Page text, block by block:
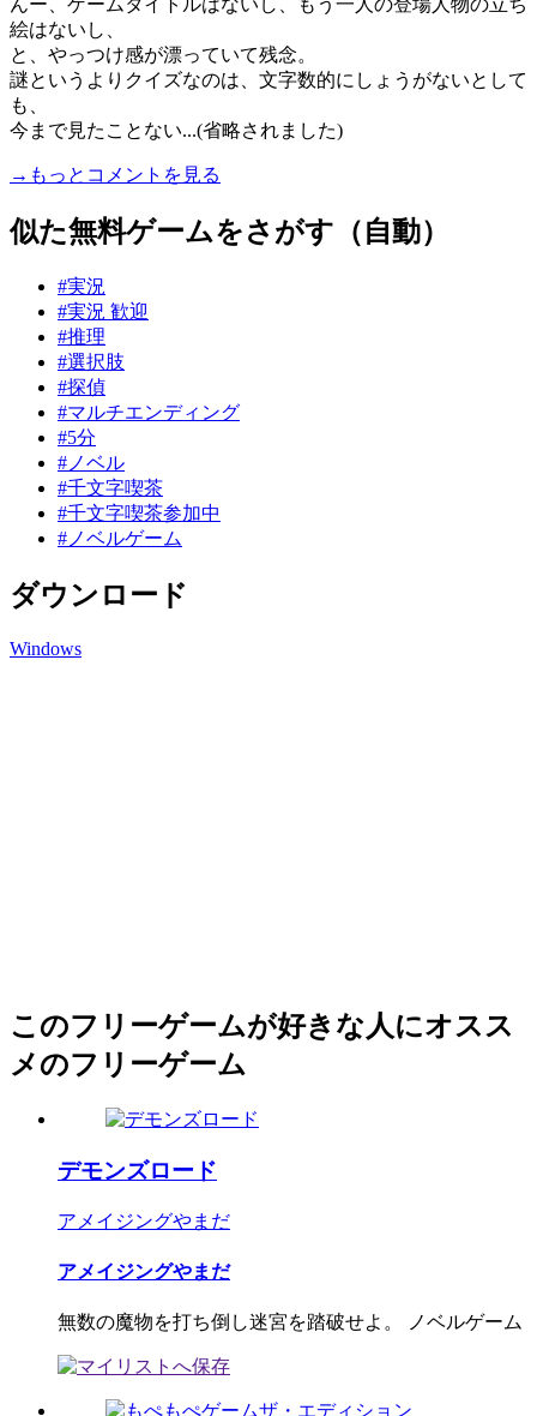
絵はないし、
と、やっつけ感が漂っていて残念。
謎というよりクイズなのは、文字数的にしょうがないとして
も、
今まで見たことない...(省略されました)
→もっとコメントを見る
似た無料ゲームをさがす（自動）
#実況
#実況 歓迎
#推理
#選択肢
#探偵
#マルチエンディング
#5分
#ノベル
#千文字喫茶
#千文字喫茶参加中
#ノベルゲーム
ダウンロード
Windows
このフリーゲームが好きな人にオスス
メのフリーゲーム
デモンズロード
アメイジングやまだ
アメイジングやまだ
無数の魔物を打ち倒し迷宮を踏破せよ。 ノベルゲーム